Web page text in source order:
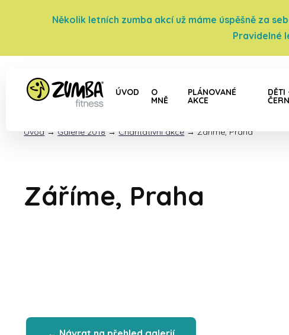
Několik letních zumba akcí už máme úspěšně za
Pravidelné
ÚVOD O
MNĚ
PLÁNOVANÉ
AKCE
DĚTI
Úvod → Galerie 2018 → Charitativní akce →Záříme, Praha
Záříme, Praha